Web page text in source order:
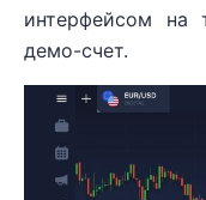
интерфейсом на
демо-счет.